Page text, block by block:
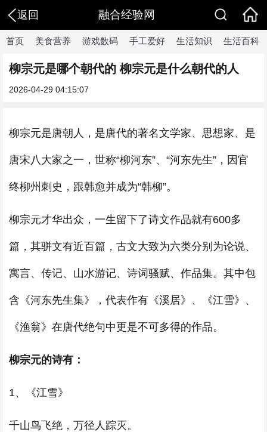
返回 融合经验网
首页 美食营养 游戏数码 手工爱好 生活知识 生活百科
柳宗元是哪个朝代的 柳宗元是什么朝代的人
2026-04-29 04:15:07
柳宗元是唐朝人，是唐代的著名文学家、思想家、是
唐宋八大家之一，世称“柳河东”、“河东先生”，因官
终柳州刺史，跟韩愈并成为“韩柳”。
柳宗元才华出众，一生留下了诗文作品就有600多
篇，其骈文有近百篇，古文大致为六类分别为论说、
寓言、传记、山水游记、诗词骚赋、作品集。其中包
含《河东先生集》，代表作有《溪居》、《江雪》、
《渔翁》在唐代绝句中更是不可多得的作品。
柳宗元的诗有：
1、《江雪》
千山鸟飞绝，万径人踪灭。